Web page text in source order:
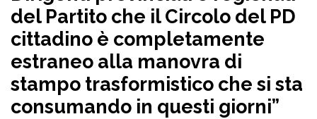
del Partito che il Circolo del PD
cittadino è completamente
estraneo alla manovra di
stampo trasformistico che si sta
consumando in questi giorni”